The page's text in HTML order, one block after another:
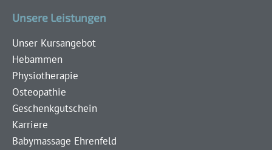
Unsere Leistungen
Unser Kursangebot
Hebammen
Physiotherapie
Osteopathie
Geschenkgutschein
Karriere
Babymassage Ehrenfeld